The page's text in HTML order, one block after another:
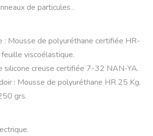
de particules .
: Mousse de polyuréthane certifiée HR-
viscoélastique.
silicone creuse certifiée 7-32 NAN-YA.
: Mousse de polyuréthane HR 25 Kg.
grs.